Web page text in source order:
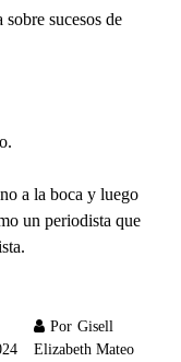
sucesos de
a la boca y luego
un periodista que
Por Gisell
Elizabeth Mateo